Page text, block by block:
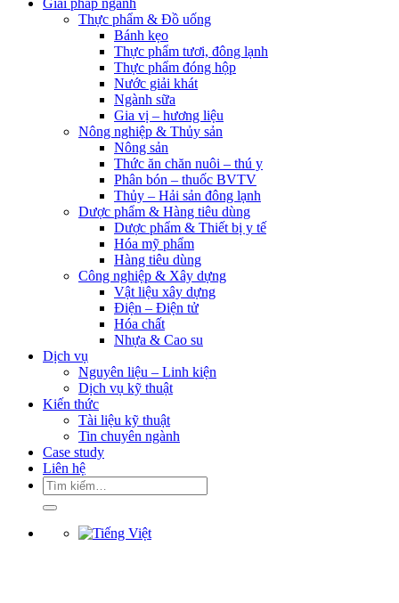
Giải pháp ngành
Thực phẩm & Đồ uống
Bánh kẹo
Thực phẩm tươi, đông lạnh
Thực phẩm đóng hộp
Nước giải khát
Ngành sữa
Gia vị – hương liệu
Nông nghiệp & Thủy sản
Nông sản
Thức ăn chăn nuôi – thú y
Phân bón – thuốc BVTV
Thủy – Hải sản đông lạnh
Dược phẩm & Hàng tiêu dùng
Dược phẩm & Thiết bị y tế
Hóa mỹ phẩm
Hàng tiêu dùng
Công nghiệp & Xây dựng
Vật liệu xây dựng
Điện – Điện tử
Hóa chất
Nhựa & Cao su
Dịch vụ
Nguyên liệu – Linh kiện
Dịch vụ kỹ thuật
Kiến thức
Tài liệu kỹ thuật
Tin chuyên ngành
Case study
Liên hệ
Tìm
kiếm: